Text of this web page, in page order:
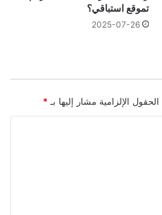
تموقع استباقي؟
2025-07-26
الحقول الإلزامية مشار إليها بـ *